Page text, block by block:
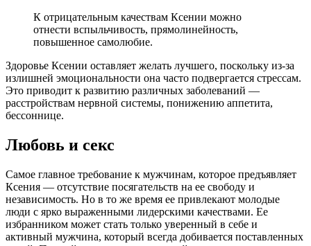
К отрицательным качествам Ксении можно
отнести вспыльчивость, прямолинейность,
повышенное самолюбие.
Здоровье Ксении оставляет желать лучшего, поскольку из-за
излишней эмоциональности она часто подвергается стрессам.
Это приводит к развитию различных заболеваний —
расстройствам нервной системы, понижению аппетита,
бессоннице.
Любовь и секс
Самое главное требование к мужчинам, которое предъявляет
Ксения — отсутствие посягательств на ее свободу и
независимость. Но в то же время ее привлекают молодые
люди с ярко выраженными лидерскими качествами. Ее
избранником может стать только уверенный в себе и
активный мужчина, который всегда добивается поставленных